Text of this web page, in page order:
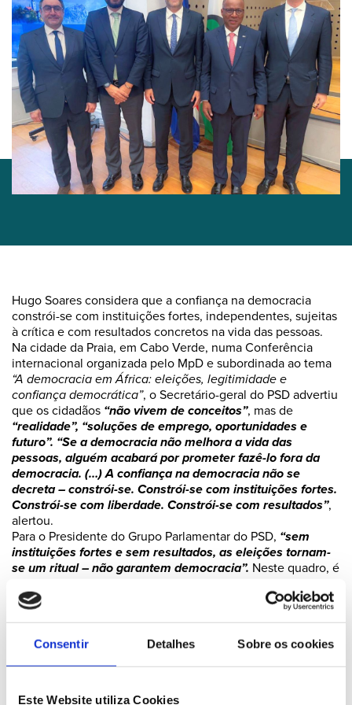
Consentir Detalhes Sobre os cookies
Este Website utiliza Cookies
Hugo Soares considera que a confiança na democracia
constrói-se com instituições fortes, independentes, sujeitas
à crítica e com resultados concretos na vida das pessoas.
Na cidade da Praia, em Cabo Verde, numa Conferência
internacional organizada pelo MpD e subordinada ao tema
“A democracia em África: eleições, legitimidade e
confiança democrática”, o Secretário-geral do PSD advertiu
que os cidadãos “não vivem de conceitos”, mas de
“realidade”, “soluções de emprego, oportunidades e
futuro”. “Se a democracia não melhora a vida das
pessoas, alguém acabará por prometer fazê-lo fora da
democracia. (…) A confiança na democracia não se
decreta – constrói-se. Constrói-se com instituições fortes.
Constrói-se com liberdade. Constrói-se com resultados”,
alertou.
Para o Presidente do Grupo Parlamentar do PSD, “sem
instituições fortes e sem resultados, as eleições tornam-
se um ritual – não garantem democracia”. Neste quadro, é
contrário
Outra ideia frisada por Hugo Soares prende-se com a
condicionada, quando o Estado é capturado, quando as
regras deixam de ser iguais para todos, a confiança
espaço ao populismo e à instabilidade”, advertiu.